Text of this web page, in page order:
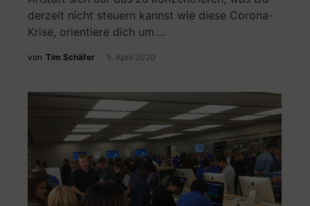
derzeit nicht steuern kannst wie diese Corona-
Krise, orientiere dich um.…
von Tim Schäfer 5. April 2020